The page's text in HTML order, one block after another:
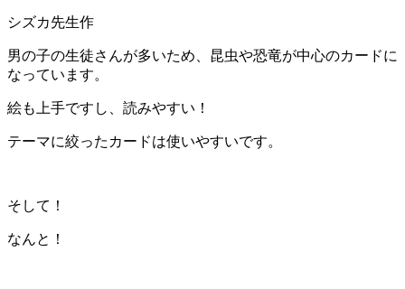
シズカ先生作
男の子の生徒さんが多いため、昆虫や恐竜が中心のカードに
なっています。
絵も上手ですし、読みやすい！
テーマに絞ったカードは使いやすいです。
そして！
なんと！